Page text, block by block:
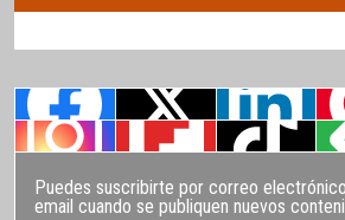
Puedes suscribirte por correo
email cuando se publiquen nuevos